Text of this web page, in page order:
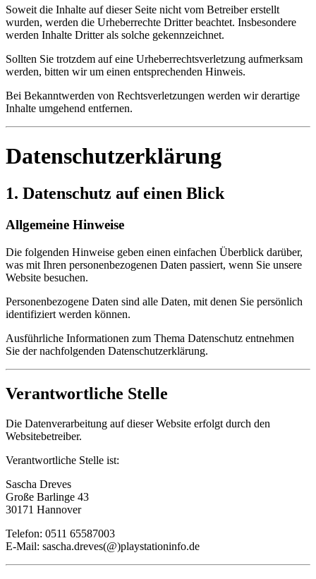
Soweit die Inhalte auf dieser Seite nicht vom Betreiber erstellt
wurden, werden die Urheberrechte Dritter beachtet. Insbesondere
werden Inhalte Dritter als solche gekennzeichnet.
Sollten Sie trotzdem auf eine Urheberrechtsverletzung aufmerksam
werden, bitten wir um einen entsprechenden Hinweis.
Bei Bekanntwerden von Rechtsverletzungen werden wir derartige
Inhalte umgehend entfernen.
Datenschutzerklärung
1. Datenschutz auf einen Blick
Allgemeine Hinweise
Die folgenden Hinweise geben einen einfachen Überblick darüber,
was mit Ihren personenbezogenen Daten passiert, wenn Sie unsere
Website besuchen.
Personenbezogene Daten sind alle Daten, mit denen Sie persönlich
identifiziert werden können.
Ausführliche Informationen zum Thema Datenschutz entnehmen
Sie der nachfolgenden Datenschutzerklärung.
Verantwortliche Stelle
Die Datenverarbeitung auf dieser Website erfolgt durch den
Websitebetreiber.
Verantwortliche Stelle ist:
Sascha Dreves
Große Barlinge 43
30171 Hannover
Telefon: 0511 65587003
E-Mail: sascha.dreves(@)playstationinfo.de